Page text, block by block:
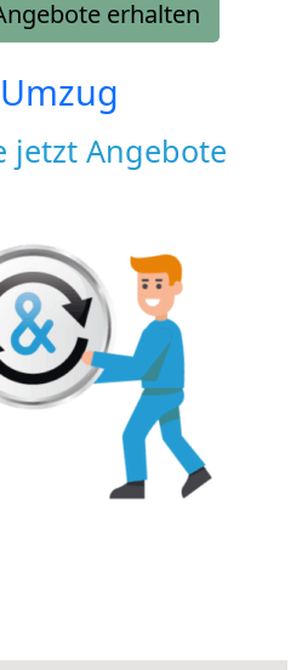
erhalten
jetzt Angebote